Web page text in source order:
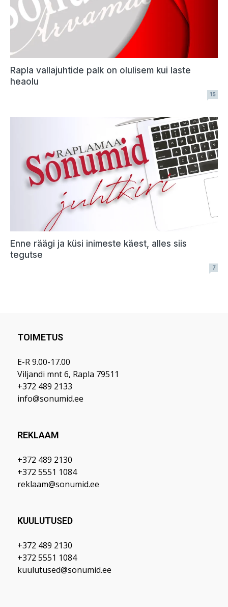
TOIMETUS
E-R 9.00-17.00
Viljandi mnt 6, Rapla 79511
+372 489 2133
info@sonumid.ee
REKLAAM
+372 489 2130
+372 5551 1084
reklaam@sonumid.ee
KUULUTUSED
+372 489 2130
+372 5551 1084
kuulutused@sonumid.ee